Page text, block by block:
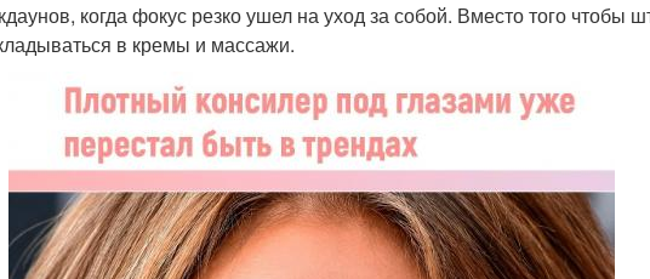
когда фокус резко ушел на уход за собой. Вместо того чтобы
в кремы и массажи.